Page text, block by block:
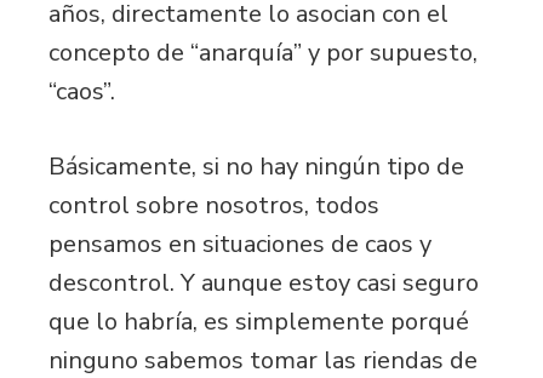
años, directamente lo asocian con el
concepto de “anarquía” y por supuesto,
“caos”.
Básicamente, si no hay ningún tipo de
control sobre nosotros, todos
pensamos en situaciones de caos y
descontrol. Y aunque estoy casi seguro
que lo habría, es simplemente porqué
ninguno sabemos tomar las riendas de